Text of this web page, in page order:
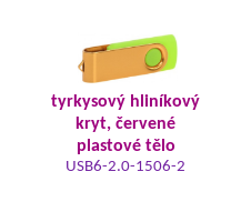
tyrkysový hliníkový
kryt, červené
plastové tělo
USB6-2.0-1506-2